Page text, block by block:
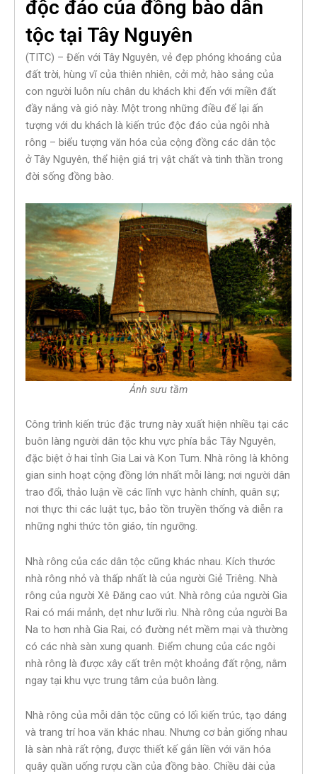
độc đáo của đồng bào dân
tộc tại Tây Nguyên
(TITC) – Đến với Tây Nguyên, vẻ đẹp phóng khoáng của
đất trời, hùng vĩ của thiên nhiên, cởi mở, hào sảng của
con người luôn níu chân du khách khi đến với miền đất
đầy nắng và gió này. Một trong những điều để lại ấn
tượng với du khách là kiến trúc độc đáo của ngôi nhà
rông – biểu tượng văn hóa của cộng đồng các dân tộc
ở Tây Nguyên, thể hiện giá trị vật chất và tinh thần trong
đời sống đồng bào.
Ảnh sưu tầm
Công trình kiến trúc đặc trưng này xuất hiện nhiều tại các
buôn làng người dân tộc khu vực phía bắc Tây Nguyên,
đặc biệt ở hai tỉnh Gia Lai và Kon Tum. Nhà rông là không
gian sinh hoạt cộng đồng lớn nhất mỗi làng; nơi người dân
trao đổi, thảo luận về các lĩnh vực hành chính, quân sự;
nơi thực thi các luật tục, bảo tồn truyền thống và diễn ra
những nghi thức tôn giáo, tín ngưỡng.
Nhà rông của các dân tộc cũng khác nhau. Kích thước
nhà rông nhỏ và thấp nhất là của người Giẻ Triêng. Nhà
rông của người Xê Ðăng cao vút. Nhà rông của người Gia
Rai có mái mảnh, dẹt như lưỡi rìu. Nhà rông của người Ba
Na to hơn nhà Gia Rai, có đường nét mềm mại và thường
có các nhà sàn xung quanh. Điểm chung của các ngôi
nhà rông là được xây cất trên một khoảng đất rộng, nằm
ngay tại khu vực trung tâm của buôn làng.
Nhà rông của mỗi dân tộc cũng có lối kiến trúc, tạo dáng
và trang trí hoa văn khác nhau. Nhưng cơ bản giống nhau
là sàn nhà rất rộng, được thiết kế gắn liền với văn hóa
quây quần uống rượu cần của đồng bào. Chiều dài của